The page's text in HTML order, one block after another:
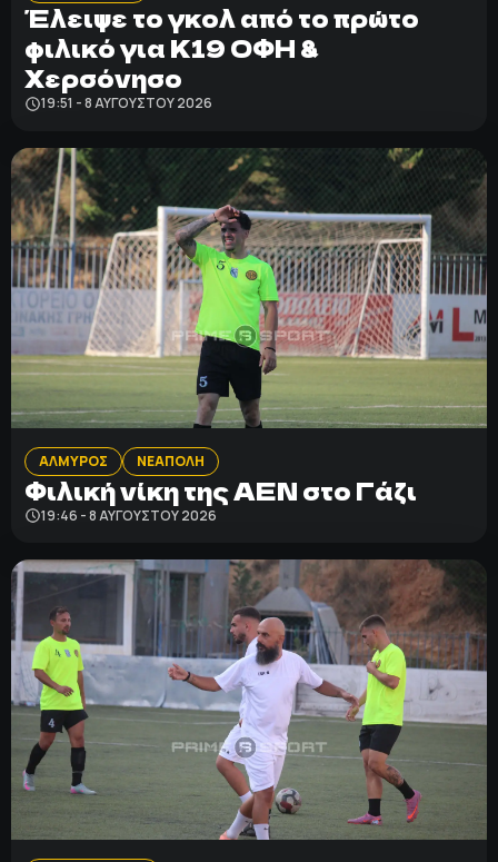
Έλειψε το γκολ από το πρώτο
φιλικό για Κ19 ΟΦΗ &
Χερσόνησο
19:51 - 8 ΑΥΓΟΎΣΤΟΥ 2026
ΑΛΜΥΡΟΣ ΝΕΑΠΟΛΗ
Φιλική νίκη της ΑΕΝ στο Γάζι
19:46 - 8 ΑΥΓΟΎΣΤΟΥ 2026